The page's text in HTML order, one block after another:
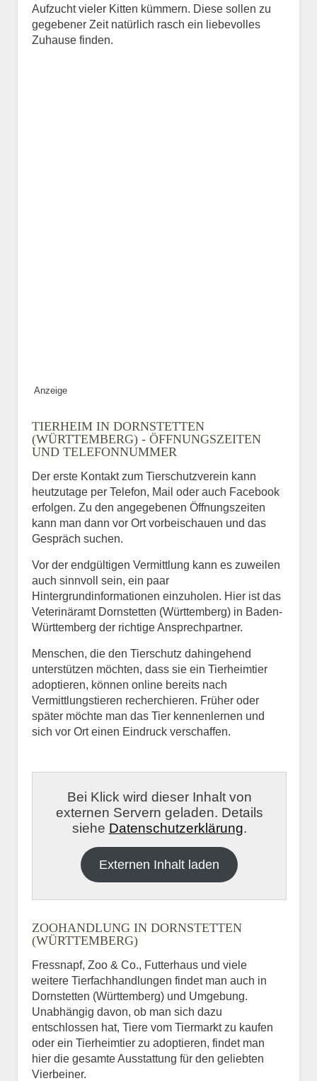
Kontaktdaten des
Besitzers
Aufzucht vieler Kitten kümmern. Diese sollen zu
gegebener Zeit natürlich rasch ein liebevolles
Zuhause finden.
Anzeige
TIERHEIM IN DORNSTETTEN
(WÜRTTEMBERG) - ÖFFNUNGSZEITEN
UND TELEFONNUMMER
Der erste Kontakt zum Tierschutzverein kann
heutzutage per Telefon, Mail oder auch Facebook
erfolgen. Zu den angegebenen Öffnungszeiten
kann man dann vor Ort vorbeischauen und das
Gespräch suchen.
Vor der endgültigen Vermittlung kann es zuweilen
auch sinnvoll sein, ein paar
Hintergrundinformationen einzuholen. Hier ist das
Veterinäramt Dornstetten (Württemberg) in Baden-
Württemberg der richtige Ansprechpartner.
Menschen, die den Tierschutz dahingehend
unterstützen möchten, dass sie ein Tierheimtier
adoptieren, können online bereits nach
Vermittlungstieren recherchieren. Früher oder
später möchte man das Tier kennenlernen und
sich vor Ort einen Eindruck verschaffen.
Bei Klick wird dieser Inhalt von
externen Servern geladen. Details
siehe Datenschutzerklärung.
Externen Inhalt laden
ZOOHANDLUNG IN DORNSTETTEN
(WÜRTTEMBERG)
Fressnapf, Zoo & Co., Futterhaus und viele
weitere Tierfachhandlungen findet man auch in
Dornstetten (Württemberg) und Umgebung.
Unabhängig davon, ob man sich dazu
entschlossen hat, Tiere vom Tiermarkt zu kaufen
oder ein Tierheimtier zu adoptieren, findet man
hier die gesamte Ausstattung für den geliebten
Vierbeiner.